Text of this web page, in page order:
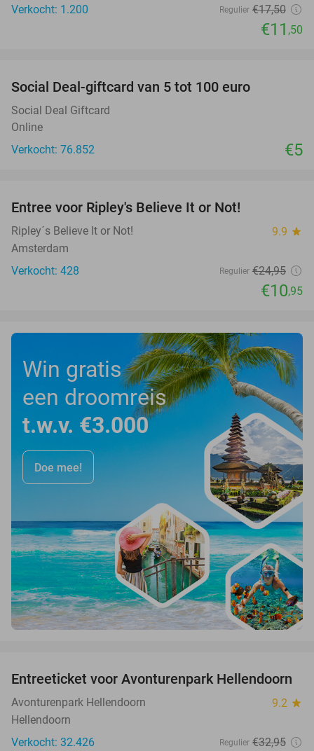
Verkocht: 1.200 Regulier €17,50
€11 ,50
Social Deal-giftcard van 5 tot 100 euro
Social Deal Giftcard
Online
Verkocht: 76.852
€5
Entree voor Ripley's Believe It or Not!
Ripley´s Believe It or Not! 9.9 star
Amsterdam
Verkocht: 428
Regulier €24,95
€10,95
Win gratis
een droomreis
t.w.v. €3.000
Doe mee!
41%
Entreeticket voor Avonturenpark Hellendoorn
Avonturenpark Hellendoorn 9.2 star
Hellendoorn
Verkocht: 32.426
Regulier €32,95